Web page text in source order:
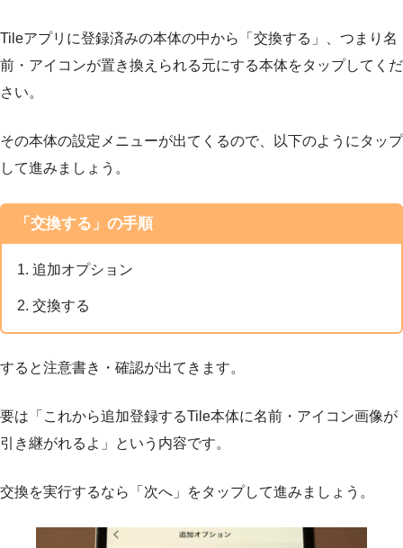
Tileアプリに登録済みの本体の中から「交換する」、つまり名
前・アイコンが置き換えられる元にする本体をタップしてくだ
さい。
その本体の設定メニューが出てくるので、以下のようにタップ
して進みましょう。
「交換する」の手順
追加オプション
交換する
すると注意書き・確認が出てきます。
要は「これから追加登録するTile本体に名前・アイコン画像が
引き継がれるよ」という内容です。
交換を実行するなら「次へ」をタップして進みましょう。